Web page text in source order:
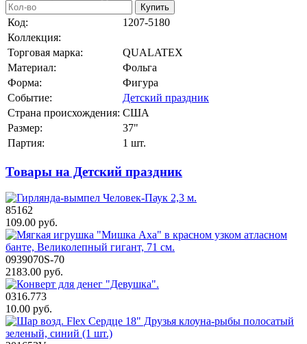
Купить
Код:
1207-5180
Коллекция:
Торговая марка:
QUALATEX
Материал:
Фольга
Форма:
Фигура
Событие:
Детский праздник
Страна происхождения: США
Размер:
37"
Партия:
1 шт.
Товары на Детский праздник
85162
109.00 руб.
0939070S-70
2183.00 руб.
0316.773
10.00 руб.